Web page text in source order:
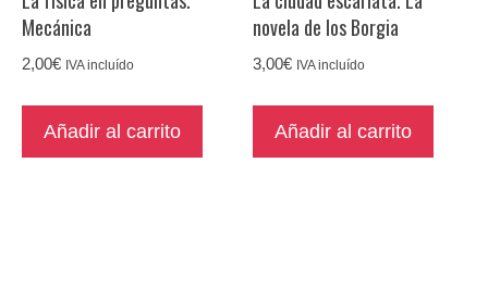
Mecánica
2,00€ IVA incluído
Añadir al carrito
novela de los Borgia
3,00€ IVA incluído
Añadir al carrito